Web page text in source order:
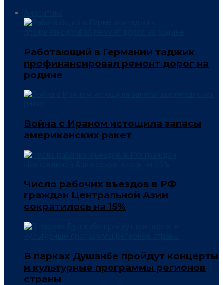
Работающий в Германии таджик
профинансировал ремонт дорог на
родине
Война с Ираном истощила запасы
американских ракет
Число рабочих въездов в РФ
граждан Центральной Азии
сократилось на 15%
В парках Душанбе пройдут концерты
и культурные программы регионов
страны